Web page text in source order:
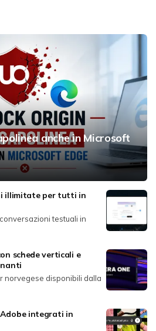
anche in Microsoft
illimitate per tutti in
testuali in
schede verticali e
norvegese disponibili dalla
integrati in